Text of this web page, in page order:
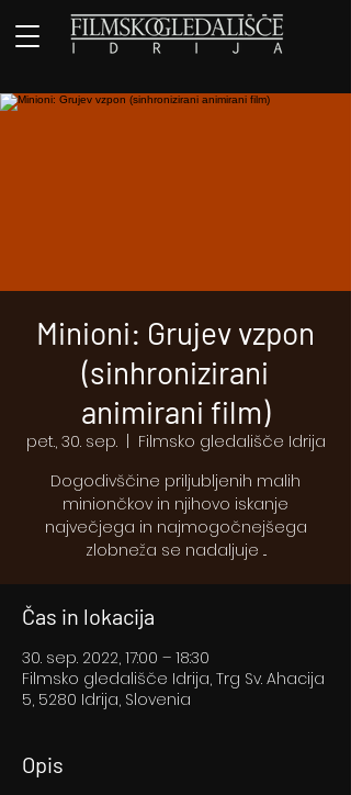
Minioni: Grujev vzpon
(sinhronizirani
animirani film)
pet., 30. sep.
  |
Filmsko gledališče Idrija
Dogodivščine priljubljenih malih
miniončkov in njihovo iskanje
največjega in najmogočnejšega
zlobneža se nadaljuje ...
Čas in lokacija
30. sep. 2022, 17:00 – 18:30
Filmsko gledališče Idrija, Trg Sv. Ahacija
5, 5280 Idrija, Slovenia
Opis